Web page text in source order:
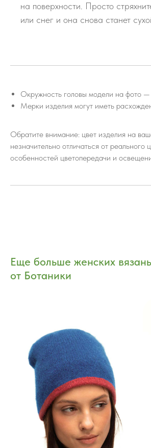
на поверхности. Просто
или снег и она снова станет
Окружность головы модели на фото
Мерки изделия могут иметь
Обратите внимание: цвет изделия на
незначительно отличаться от реального
особенностей цветопередачи и
Еще больше женских
от Ботаники